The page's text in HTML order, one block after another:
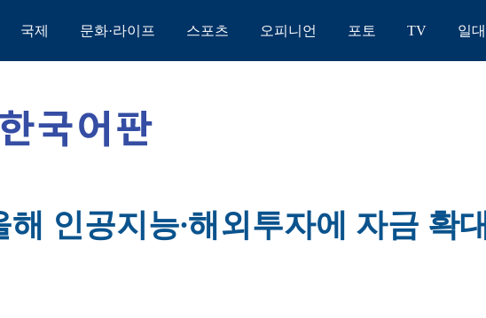
국제 문화·라이프 스포츠 오피니언 포토 TV 일
해 인공지능∙해외투자에 자금 확